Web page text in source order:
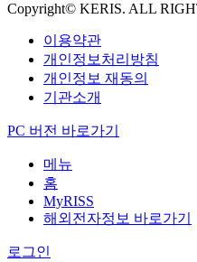
Copyright© KERIS. ALL
이용약관
개인정보처리방침
개인정보 재동의
기관소개
PC 버전 바로가기
메뉴
홈
MyRISS
해외전자정보 바로가기
로그인